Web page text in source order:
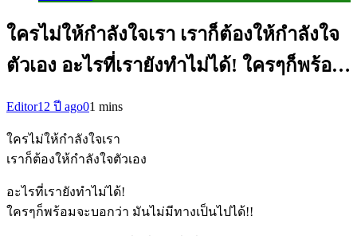
ใครไม่ให้กำลังใจเรา เราก็ต้องให้กำลังใจ
ตัวเอง อะไรที่เรายังทำไม่ได้! ใครๆก็พร้อ…
Editor12 ปี ago01 mins
ใครไม่ให้กำลังใจเรา
เราก็ต้องให้กำลังใจตัวเอง
อะไรที่เรายังทำไม่ได้!
ใครๆก็พร้อมจะบอกว่า มันไม่มีทางเป็นไปได้!!